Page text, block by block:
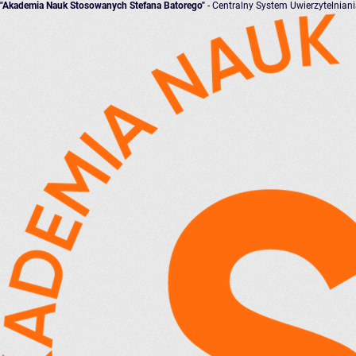
"Akademia Nauk Stosowanych Stefana Batorego" - Centralny System